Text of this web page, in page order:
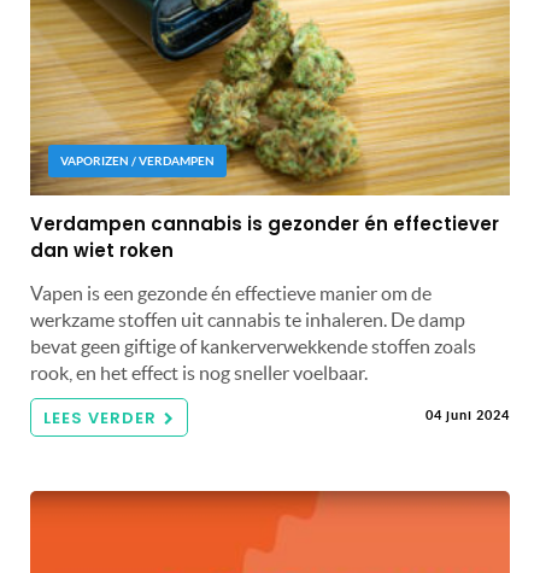
VAPORIZEN / VERDAMPEN
Verdampen cannabis is gezonder én effectiever
dan wiet roken
Vapen is een gezonde én effectieve manier om de
werkzame stoffen uit cannabis te inhaleren. De damp
bevat geen giftige of kankerverwekkende stoffen zoals
rook, en het effect is nog sneller voelbaar.
LEES VERDER 04 juni 2024